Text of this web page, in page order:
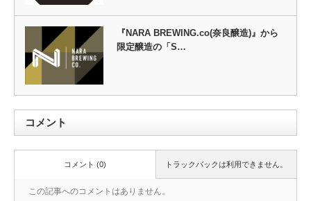
『NARA BREWING.co(奈良醸造)』から
限定醸造の「S…
コメント
トラックバックは利用できません。
コメント (0)
この記事へのコメントはありません。